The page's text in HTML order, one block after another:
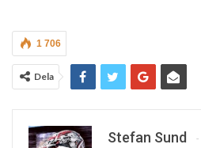
1 706
Dela
Stefan Sund